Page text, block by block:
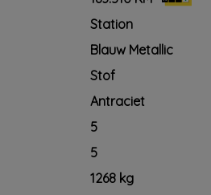
Station
Blauw Metallic
Stof
Antraciet
5
5
1268 kg